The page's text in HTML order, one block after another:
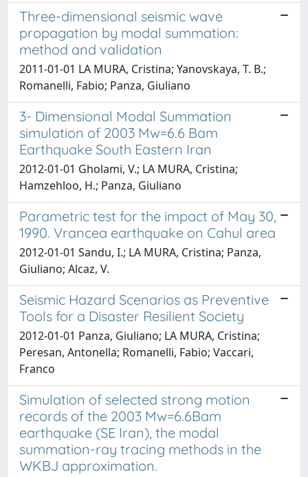
Three-dimensional seismic wave
propagation by modal summation:
method and validation
2011-01-01 LA MURA, Cristina; Yanovskaya, T. B.;
Romanelli, Fabio; Panza, Giuliano
3- Dimensional Modal Summation
simulation of 2003 Mw=6.6 Bam
Earthquake South Eastern Iran
2012-01-01 Gholami, V.; LA MURA, Cristina;
Hamzehloo, H.; Panza, Giuliano
Parametric test for the impact of May 30,
1990. Vrancea earthquake on Cahul area
2012-01-01 Sandu, I.; LA MURA, Cristina; Panza,
Giuliano; Alcaz, V.
Seismic Hazard Scenarios as Preventive
Tools for a Disaster Resilient Society
2012-01-01 Panza, Giuliano; LA MURA, Cristina;
Peresan, Antonella; Romanelli, Fabio; Vaccari,
Franco
Simulation of selected strong motion
records of the 2003 Mw=6.6Bam
earthquake (SE Iran), the modal
summation-ray tracing methods in the
WKBJ approximation.